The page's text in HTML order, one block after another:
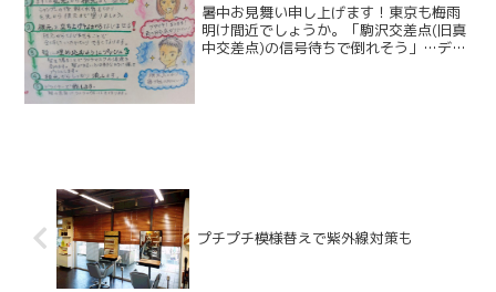
暑中お見舞い申し上げます！東京も梅雨
明け間近でしょうか。「駒沢交差点(旧真
中交差点)の信号待ちで倒れそう」…デフ
プチプチ模様替えで紫外線対策も